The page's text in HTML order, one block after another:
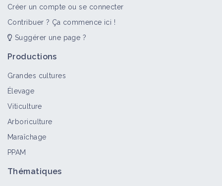
Créer un compte ou se connecter
Contribuer ? Ça commence ici !
Suggérer une page ?
Productions
Grandes cultures
Élevage
Viticulture
Arboriculture
Maraîchage
PPAM
Thématiques